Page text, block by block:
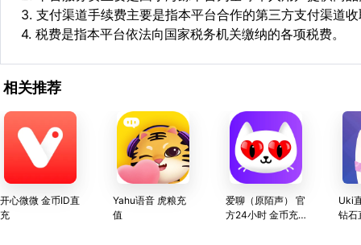
3. 支付渠道手续费主要是指本平台合作的第三方支付渠道
4. 税费是指本平台依法向国家税务机关缴纳的各项税费。
相关推荐
开心微微 金币ID直
充
Yahu语音 虎粮充
值
爱聊（原陌声） 官
方24小时 金币充
Uki
钻石